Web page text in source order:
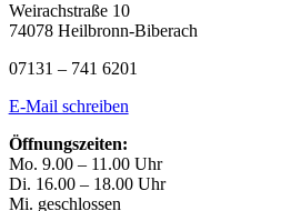
Weirachstraße 10
74078 Heilbronn-Biberach
07131 – 741 6201
E-Mail schreiben
Öffnungszeiten:
Mo. 9.00 – 11.00 Uhr
Di. 16.00 – 18.00 Uhr
Mi. geschlossen